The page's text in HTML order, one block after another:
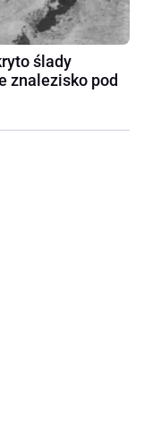
ślady
znalezisko pod